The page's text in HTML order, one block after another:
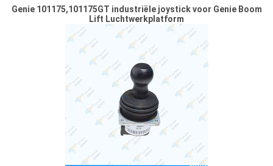
Genie 101175,101175GT industriële joystick voor Genie Boom
Lift Luchtwerkplatform